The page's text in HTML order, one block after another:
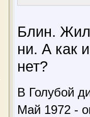
Блин. Жил
ни. А как
нет?
В Голубой
Май 1972 -